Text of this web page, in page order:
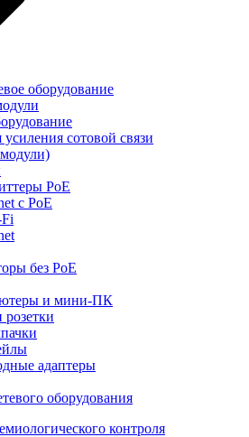
оборудование
сотовой связи
PoE
с PoE
без PoE
и мини-ПК
адаптеры
оборудования
контроля